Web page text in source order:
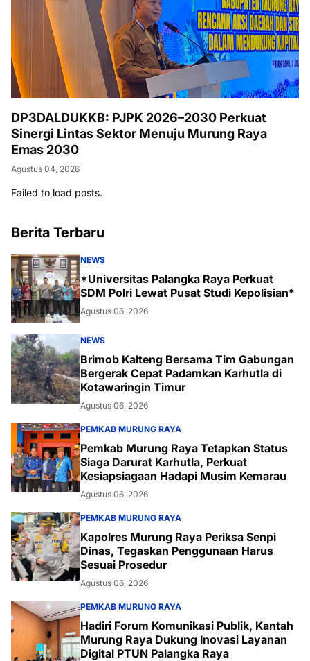
DP3DALDUKKB: PJPK 2026–2030 Perkuat
Sinergi Lintas Sektor Menuju Murung Raya
Emas 2030
Agustus 04, 2026
Failed to load posts.
Berita Terbaru
NEWS
*Universitas Palangka Raya Perkuat
SDM Polri Lewat Pusat Studi Kepolisian*
Agustus 06, 2026
NEWS
Brimob Kalteng Bersama Tim Gabungan
Bergerak Cepat Padamkan Karhutla di
Kotawaringin Timur
Agustus 06, 2026
PEMKAB MURUNG RAYA
Pemkab Murung Raya Tetapkan Status
Siaga Darurat Karhutla, Perkuat
Kesiapsiagaan Hadapi Musim Kemarau
Agustus 06, 2026
PEMKAB MURUNG RAYA
Kapolres Murung Raya Periksa Senpi
Dinas, Tegaskan Penggunaan Harus
Sesuai Prosedur
Agustus 06, 2026
PEMKAB MURUNG RAYA
Hadiri Forum Komunikasi Publik, Kantah
Murung Raya Dukung Inovasi Layanan
Digital PTUN Palangka Raya